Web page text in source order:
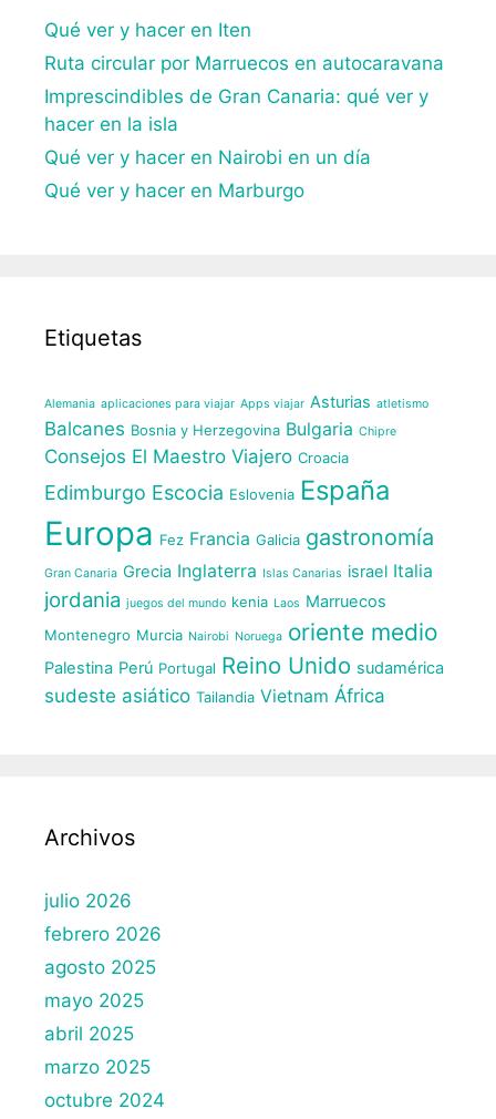
Qué ver y hacer en Iten
Ruta circular por Marruecos en autocaravana
Imprescindibles de Gran Canaria: qué ver y
hacer en la isla
Qué ver y hacer en Nairobi en un día
Qué ver y hacer en Marburgo
Etiquetas
Alemania aplicaciones para viajar Apps viajar Asturias atletismo
Balcanes Bosnia y Herzegovina Bulgaria Chipre
Consejos El Maestro Viajero Croacia
Edimburgo Escocia Eslovenia España
Europa Fez Francia Galicia gastronomía
Gran Canaria Grecia Inglaterra Islas Canarias israel Italia
jordania juegos del mundo kenia Laos Marruecos
Montenegro Murcia Nairobi Noruega oriente medio
Palestina Perú Portugal Reino Unido sudamérica
sudeste asiático Tailandia Vietnam África
Archivos
julio 2026
febrero 2026
agosto 2025
mayo 2025
abril 2025
marzo 2025
octubre 2024